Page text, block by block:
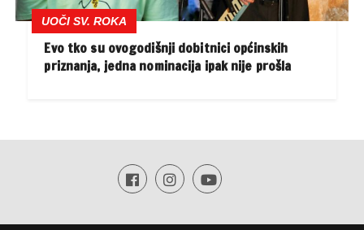
UOČI SV. ROKA
Evo tko su ovogodišnji dobitnici općinskih
priznanja, jedna nominacija ipak nije prošla